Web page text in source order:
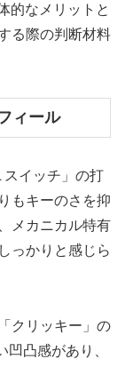
的なメリットと
る際の判断材料
ィール
スイッチ」の打
もキーのさを抑
メカニカル特有
っかりと感じら
クリッキー」の
凸感があり、